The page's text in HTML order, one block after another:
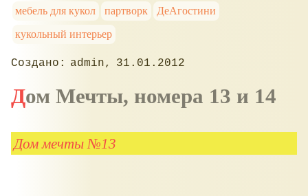
мебель для кукол
партворк
ДеАгостини
кукольный интерьер
admin 31.01.2012
Дом Мечты, номера 13 и 14
Дом мечты №13